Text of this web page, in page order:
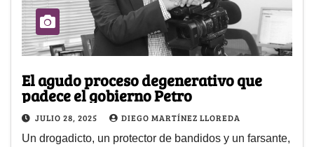
El agudo proceso degenerativo que
padece el gobierno Petro
JULIO 28, 2025 DIEGO MARTÍNEZ LLOREDA
Un drogadicto, un protector de bandidos y un farsante,